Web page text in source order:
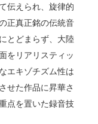
伝えられ、旋律的
正真正銘の伝統音
とどまらず、大陸
をリアリスティッ
エキゾチズム性は
せた作品に昇華さ
点を置いた録音技